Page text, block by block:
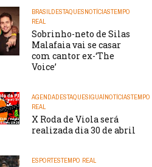
BRASILDESTAQUESNOTÍCIASTEMPO
REAL
Sobrinho-neto de Silas
Malafaia vai se casar
com cantor ex-‘The
Voice’
AGENDADESTAQUESIGUAÍNOTÍCIASTEMPO
REAL
X Roda de Viola será
realizada dia 30 de abril
ESPORTESTEMPO REAL
O PORTAL